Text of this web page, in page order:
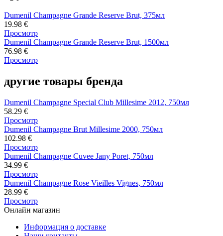
Dumenil Champagne Grande Reserve Brut, 375мл
19.98 €
Просмотр
Dumenil Champagne Grande Reserve Brut, 1500мл
76.98 €
Просмотр
другие товары бренда
Dumenil Champagne Special Club Millesime 2012, 750мл
58.29 €
Просмотр
Dumenil Champagne Brut Millesime 2000, 750мл
102.98 €
Просмотр
Dumenil Champagne Cuvee Jany Poret, 750мл
34.99 €
Просмотр
Dumenil Champagne Rose Vieilles Vignes, 750мл
28.99 €
Просмотр
Онлайн магазин
Информация о доставке